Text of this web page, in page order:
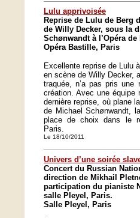
Lulu apprivoisée
Reprise de Lulu de Berg
de Willy Decker, sous la
Schønwandt à l’Opéra de
Opéra Bastille, Paris
Excellente reprise de Lulu
en scène de Willy Decker,
traquée, n’a pas pris
création. Avec une équipe
dernière reprise, où plane
de Michael Schønwandt,
place de choix dans le
Paris.
Le 18/10/2011
Univers d’une soirée
Concert du Russian
direction de Mikhail
participation du pianiste
salle Pleyel, Paris.
Salle Pleyel, Paris